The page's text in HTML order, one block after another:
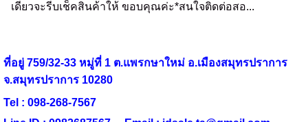
เดียวจะรีบเช็คสินค้าให้ ขอบคุณค่ะ*สนใจติดต่อสอ...
ที่อยู่ 759/32-33 หมู่ที่ 1 ต.แพรกษาใหม่ อ.เมืองสมุทรปราการ
จ.สมุทรปราการ 10280
Tel : 098-268-7567